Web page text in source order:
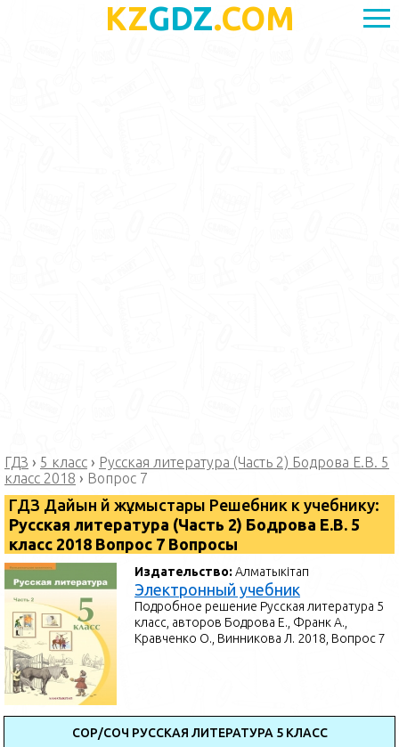
KZGDZ.COM
ГДЗ › 5 класс › Русская литература (Часть 2) Бодрова Е.В. 5
класс 2018 › Вопрос 7
ГДЗ Дайын үй жұмыстары Решебник к учебнику:
Русская литература (Часть 2) Бодрова Е.В. 5
класс 2018 Вопрос 7 Вопросы
Издательство:Алматыкітап
Электронный учебник
Подробное решение Русская литература 5
класс, авторов Бодрова Е., Франк А.,
Кравченко О., Винникова Л. 2018, Вопрос 7
СОР/СОЧ РУССКАЯ ЛИТЕРАТУРА 5 КЛАСС